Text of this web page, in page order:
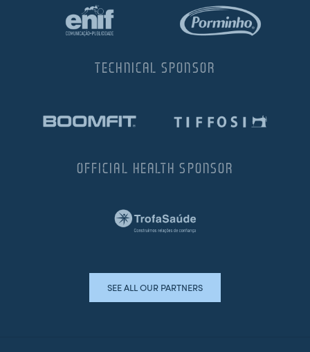
TECHNICAL SPONSOR
OFFICIAL HEALTH SPONSOR
SEE ALL OUR PARTNERS